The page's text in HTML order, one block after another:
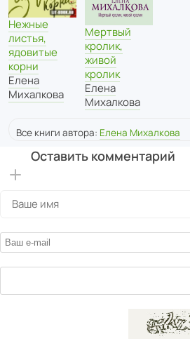
Нежные
листья,
ядовитые
корни
Елена
Михалкова
Мертвый
кролик,
живой
кролик
Елена
Михалкова
Все книги автора: Елена Михалкова
Оставить комментарий